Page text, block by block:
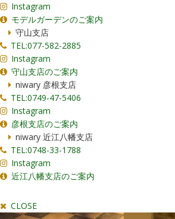
Instagram
モデルガーデンのご案内
守山支店
TEL:077-582-2885
Instagram
守山支店のご案内
niwary 彦根支店
TEL:0749-47-5406
Instagram
彦根支店のご案内
niwary 近江八幡支店
TEL:0748-33-1788
Instagram
近江八幡支店のご案内
CLOSE